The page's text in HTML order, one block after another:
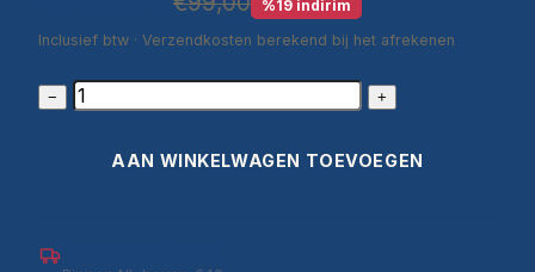
%19 indirim
Inclusief btw · Verzendkosten berekend bij het afrekenen
− +
AAN WINKELWAGEN TOEVOEGEN